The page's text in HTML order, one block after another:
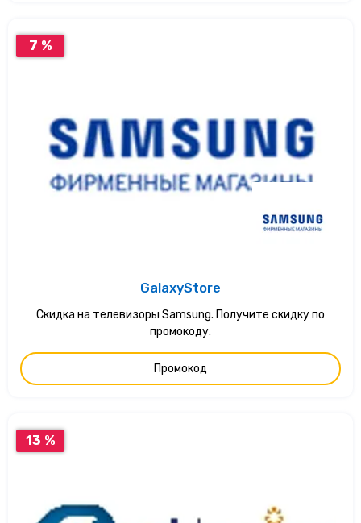
7 %
GalaxyStore
Скидка на телевизоры Samsung. Получите скидку по
промокоду.
Промокод
13 %